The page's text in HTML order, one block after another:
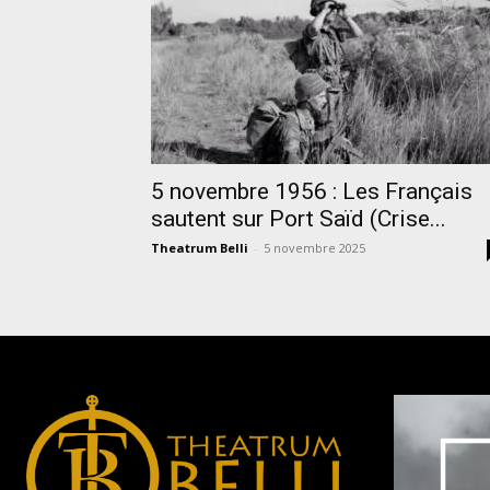
5 novembre 1956 : Les Français
sautent sur Port Saïd (Crise...
Theatrum Belli - 5 novembre 2025